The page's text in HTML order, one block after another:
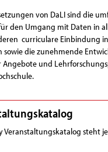
von DaLI sind die
den Umgang mit Daten in
curriculare Einbindung
sowie die zunehmende
und
Veranstaltungskatalog steht